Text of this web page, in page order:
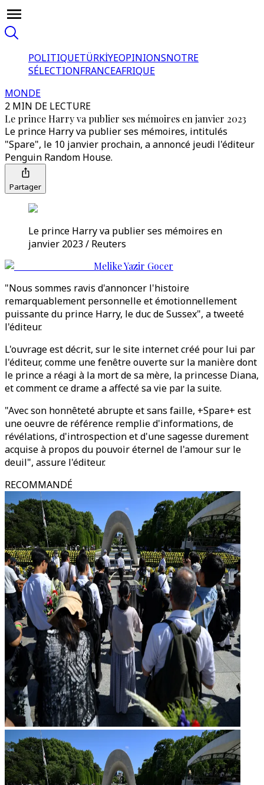
POLITIQUETÜRKİYEOPINIONSNOTRE
SÉLECTIONFRANCEAFRIQUE
MONDE
2 MIN DE LECTURE
Le prince Harry va publier ses mémoires en janvier 2023
Le prince Harry va publier ses mémoires, intitulés
"Spare", le 10 janvier prochain, a annoncé jeudi l'éditeur
Penguin Random House.
Partager
Le prince Harry va publier ses mémoires en
janvier 2023 / Reuters
Melike Yazir Gocer
"Nous sommes ravis d'annoncer l'histoire
remarquablement personnelle et émotionnellement
puissante du prince Harry, le duc de Sussex", a tweeté
l'éditeur.
L'ouvrage est décrit, sur le site internet créé pour lui par
l'éditeur, comme une fenêtre ouverte sur la manière dont
le prince a réagi à la mort de sa mère, la princesse Diana,
et comment ce drame a affecté sa vie par la suite.
"Avec son honnêteté abrupte et sans faille, +Spare+ est
une oeuvre de référence remplie d'informations, de
révélations, d'introspection et d'une sagesse durement
acquise à propos du pouvoir éternel de l'amour sur le
deuil", assure l'éditeur.
RECOMMANDÉ